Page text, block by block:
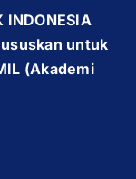
INDONESIA
untuk
(Akademi